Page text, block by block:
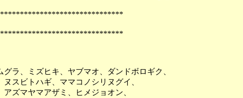
ラ、ミズヒキ、ヤブマオ、ダンドボロギク、
スビトハギ、ママコノシリヌグイ、
ズマヤマアザミ、ヒメジョオン、